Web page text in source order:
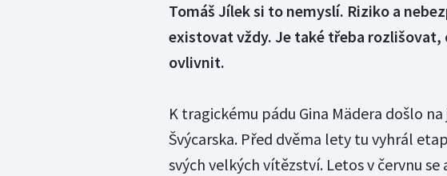
Tomáš Jílek si to nemyslí. Riziko a
existovat vždy. Je také třeba
ovlivnit.
K tragickému pádu Gina Mädera došlo
Švýcarska. Před dvěma lety tu vyhrál
svých velkých vítězství. Letos v červnu